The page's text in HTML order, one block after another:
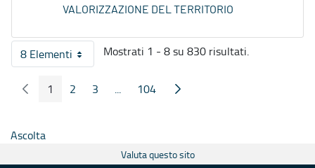
VALORIZZAZIONE DEL TERRITORIO
8 ElementiPer pagina
Mostrati 1 - 8 su 830 risultati.
Pagina Precedente
Pagina
1 Pagina
2 Pagina
3 ...
Pagine intermedie
Pagina
104 Pagina Seguente
Ascolta
Valuta questo sito